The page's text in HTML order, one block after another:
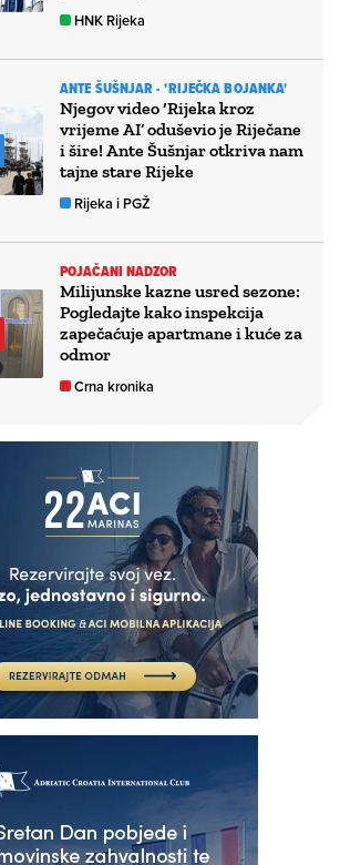
HNK Rijeka
ANTE ŠUŠNJAR - 'RIJEČKA BOJANKA'
Njegov video ‘Rijeka kroz
vrijeme AI’ oduševio je Riječane
i šire! Ante Šušnjar otkriva nam
tajne stare Rijeke
Rijeka i PGŽ
POJAČANI NADZOR
Milijunske kazne usred sezone:
Pogledajte kako inspekcija
zapečaćuje apartmane i kuće za
odmor
Crna kronika